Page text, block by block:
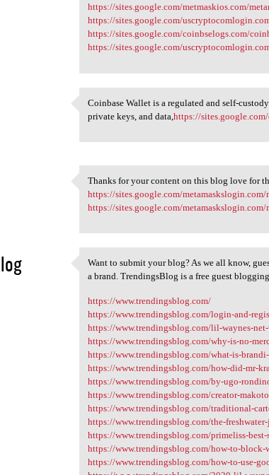
https://sites.google.com/metmaskios.com/
https://sites.google.com/
https://sites.google.com/coinbselogs.com/
https://sites.google.com/
Coinbase Wallet is a
Coinbase Wallet is a regulated and self-
private keys, and data,https://
Thanks for your content on
Thanks for your content on this blog love for
https://sites.google.com/
https://sites.google.com/
Want to submit your blog? As
Want to submit your blog? As we all know,
a brand. TrendingsBlog is a free guest
https://www.trendingsblog.com/
https://www.trendingsblog.com/login-and-
https://www.trendingsblog.com/lil-waynes-net-
https://www.trendingsblog.com/why-is-no-
https://www.trendingsblog.com/what-is-
https://www.trendingsblog.com/how-did-mr-
https://www.trendingsblog.com/by-ugo-
https://www.trendingsblog.com/creator-
https://www.trendingsblog.com/traditional-
https://www.trendingsblog.com/the-
https://www.trendingsblog.com/primeliss-best-
https://www.trendingsblog.com/how-to-block-
https://www.trendingsblog.com/how-to-use-